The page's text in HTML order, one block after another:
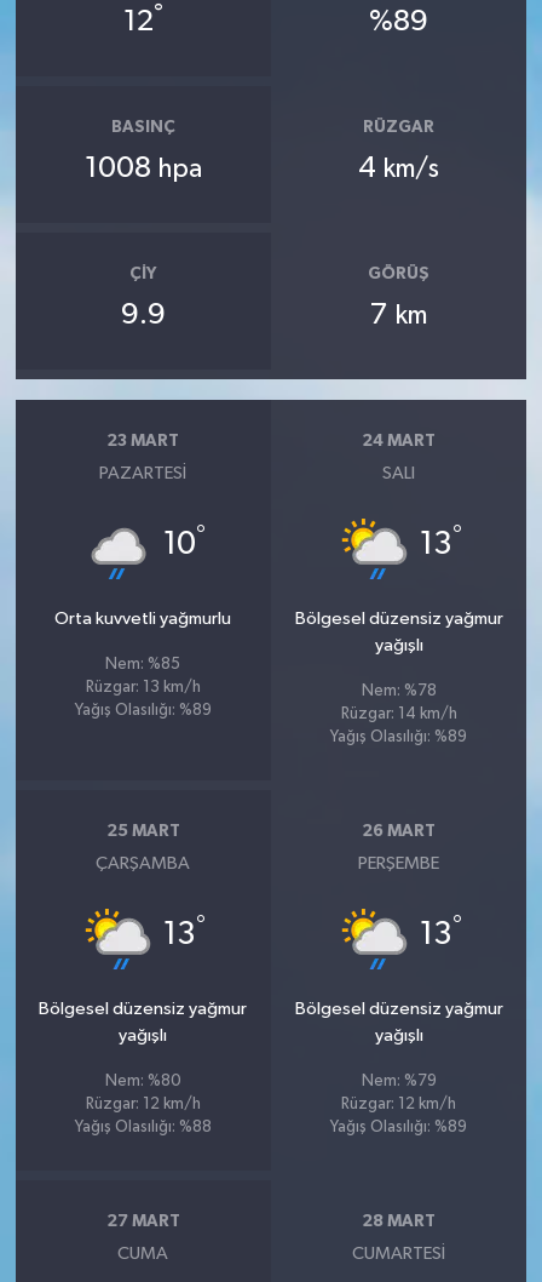
12° %89
BASINÇ
1008 hpa
RÜZGAR
4 km/s
ÇIY
9.9
GÖRÜŞ
7 km
23 MART
PAZARTESI
10°
Orta kuvvetli yağmurlu
Nem: %85
Rüzgar: 13 km/h
Yağış Olasılığı: %89
24 MART
SALI
13°
Bölgesel düzensiz yağmur
yağışlı
Nem: %78
Rüzgar: 14 km/h
Yağış Olasılığı: %89
25 MART
ÇARŞAMBA
13°
Bölgesel düzensiz yağmur
yağışlı
Nem: %80
Rüzgar: 12 km/h
Yağış Olasılığı: %88
26 MART
PERŞEMBE
13°
Bölgesel düzensiz yağmur
yağışlı
Nem: %79
Rüzgar: 12 km/h
Yağış Olasılığı: %89
27 MART
CUMA
28 MART
CUMARTESI